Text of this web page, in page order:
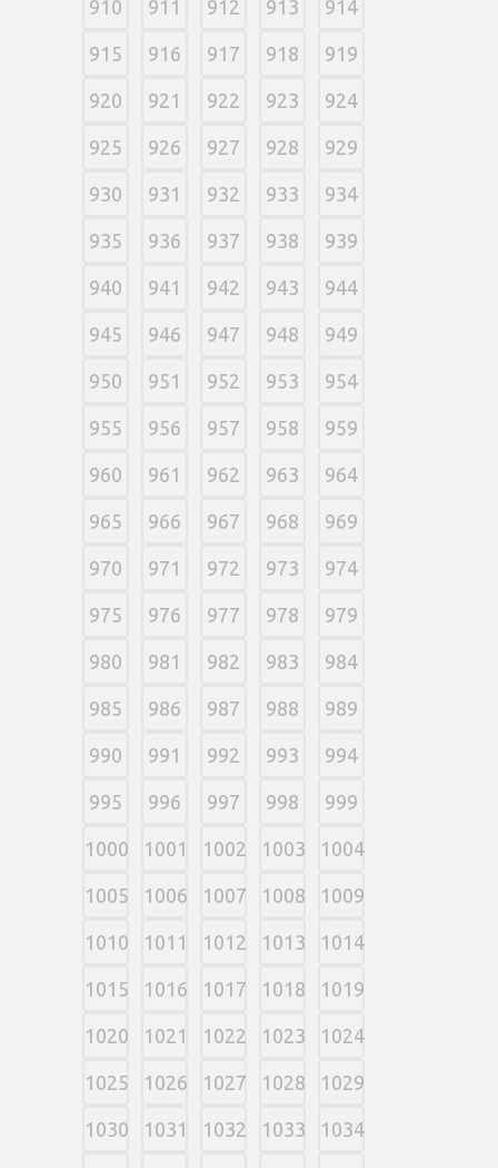
910 911 912 913 914
915 916 917 918 919
920 921 922 923 924
925 926 927 928 929
930 931 932 933 934
935 936 937 938 939
940 941 942 943 944
945 946 947 948 949
950 951 952 953 954
955 956 957 958 959
960 961 962 963 964
965 966 967 968 969
970 971 972 973 974
975 976 977 978 979
980 981 982 983 984
985 986 987 988 989
990 991 992 993 994
995 996 997 998 999
1000 1001 1002 1003 1004
1005 1006 1007 1008 1009
1010 1011 1012 1013 1014
1015 1016 1017 1018 1019
1020 1021 1022 1023 1024
1025 1026 1027 1028 1029
1030 1031 1032 1033 1034